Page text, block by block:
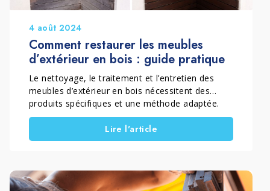
4 août 2024
Comment restaurer les meubles
d’extérieur en bois : guide pratique
Le nettoyage, le traitement et l’entretien des
meubles d’extérieur en bois nécessitent des
produits spécifiques et une méthode adaptée.
Avec le temps, le soleil, la pluie et les
intempéries peuvent griser et détériorer le
matériau. Dans ce guide, découvrez comment
intervention efficace et durable.
Lire l'article